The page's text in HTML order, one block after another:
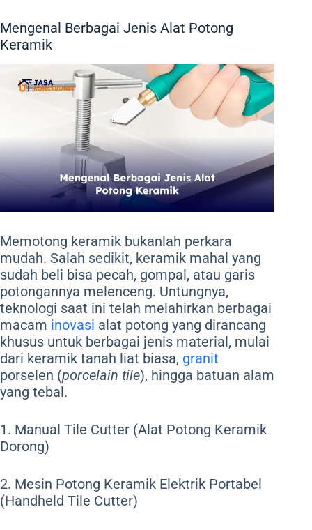
Mengenal Berbagai Jenis Alat Potong
Keramik
Memotong keramik bukanlah perkara
mudah. Salah sedikit, keramik mahal yang
sudah beli bisa pecah, gompal, atau garis
potongannya melenceng. Untungnya,
teknologi saat ini telah melahirkan berbagai
macam inovasi alat potong yang dirancang
khusus untuk berbagai jenis material, mulai
dari keramik tanah liat biasa, granit
porselen (porcelain tile), hingga batuan alam
yang tebal.
1. Manual Tile Cutter (Alat Potong Keramik
Dorong)
2. Mesin Potong Keramik Elektrik Portabel
(Handheld Tile Cutter)